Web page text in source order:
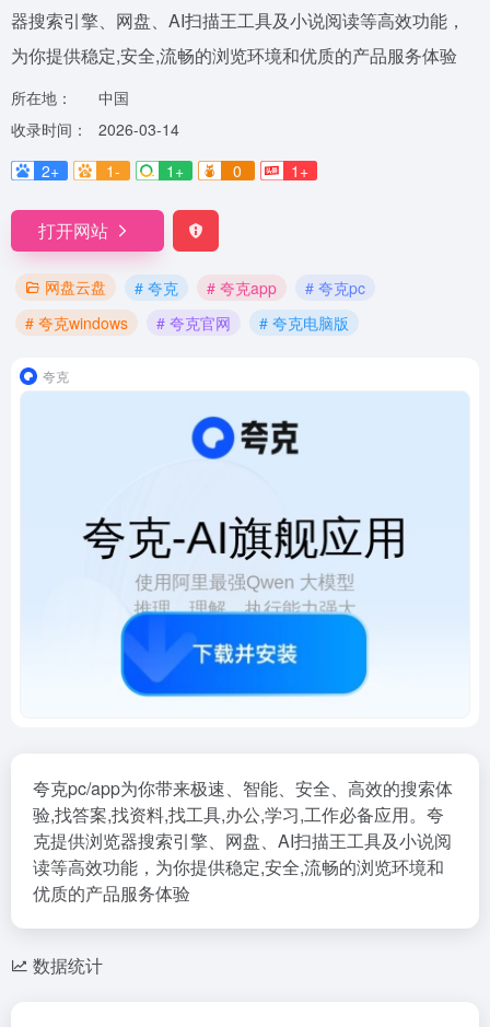
器搜索引擎、网盘、AI扫描王工具及小说阅读等高效功能，
为你提供稳定,安全,流畅的浏览环境和优质的产品服务体验
所在地：
中国
收录时间：
2026-03-14
2+
1- 1+ 0 1+
打开网站
网盘云盘 # 夸克 # 夸克app
# 夸克pc
# 夸克windows
# 夸克官网 # 夸克电脑版
夸克
夸克pc/app为你带来极速、智能、安全、高效的搜索体
验,找答案,找资料,找工具,办公,学习,工作必备应用。夸
克提供浏览器搜索引擎、网盘、AI扫描王工具及小说阅
读等高效功能，为你提供稳定,安全,流畅的浏览环境和
优质的产品服务体验
数据统计